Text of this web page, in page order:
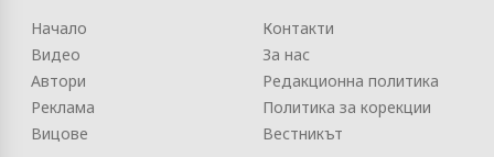
Начало
Видео
Автори
Реклама
Вицове
Контакти
За нас
Редакционна политика
Политика за корекции
Вестникът